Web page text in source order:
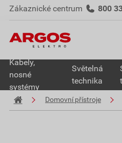
Zákaznické centrum 800
Kabely,
nosné
systémy
Světelná
technika
Domovní přístroje